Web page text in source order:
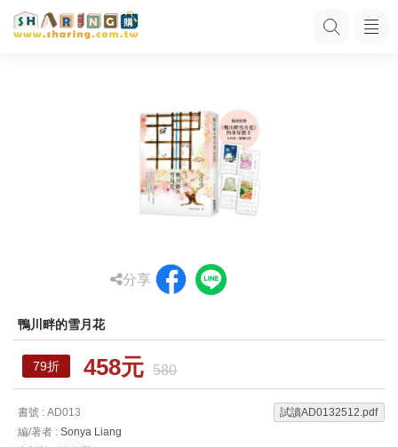
分享
鴨川畔的雪月花
79折 458元 580
書號 : AD013
編/著者 : Sonya Liang
試讀AD0132512.pdf